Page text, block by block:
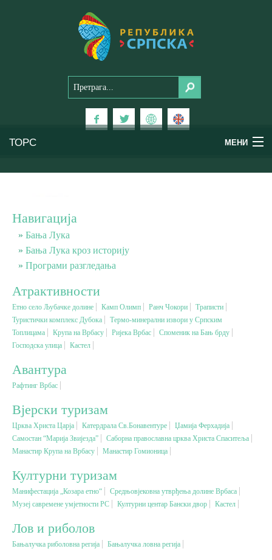
ТОРС МЕНИ
Планински туризам
Бањски туризам
Вјерски туризам
Авантура
Еко туризам
Културни туризам
Гастрономија
Лов и риболов
Сеоски туризам
Омладински туризам
Навигација
Бања Лука
Бања Лука кроз историју
Програми разгледања
Атрактивности
Етно село Љубачке долине Камп Олимп Ранч Чокори
Траписти
Туристички комплекс Дубока
Термо-минерални извори у Српским
Топлицама
Крупа на Врбасу Ријека Врбас
Споменик на Бањ брду
Господска улица
Кастел
Авантура
Рафтинг Врбас
Вјерски туризам
Црква Христа Царја Катердрала Св.Бонавентуре
Џамија Ферхадија
Самостан “Марија Звијезда”
Саборна православна црква Христа Спаситеља
Манастир Крупа на Врбасу
Манастир Гомионица
Културни туризам
Манифестација „Козара етно“
Средњовјековна утврђења долине Врбаса
Музеј савремене умјетности РС
Културни центар Бански двор Кастел
Лов и риболов
Бањалучка риболовна регија Бањалучка ловна регија